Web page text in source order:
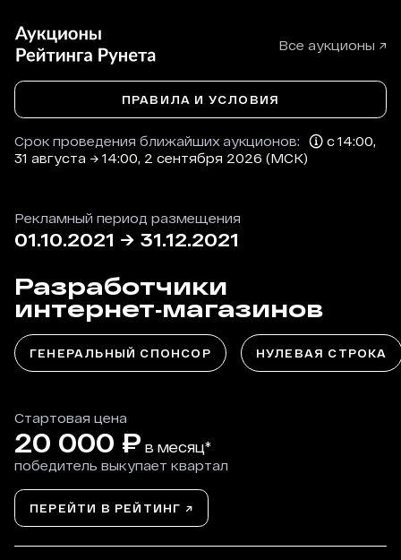
Все аукционы ↗
Срок проведения ближайших аукционов:
с 14:00,
31 августа → 14:00, 2 сентября 2026 (МСК)
ПРАВИЛА И УСЛОВИЯ
Рекламный период размещения
01.10.2021 → 31.12.2021
Разработчики
интернет‑магазинов
ГЕНЕРАЛЬНЫЙ СПОНСОР НУЛЕВАЯ СТРОКА
Стартовая цена
20 000 ₽ в месяц*
победитель выкупает квартал
ПЕРЕЙТИ В РЕЙТИНГ ↗